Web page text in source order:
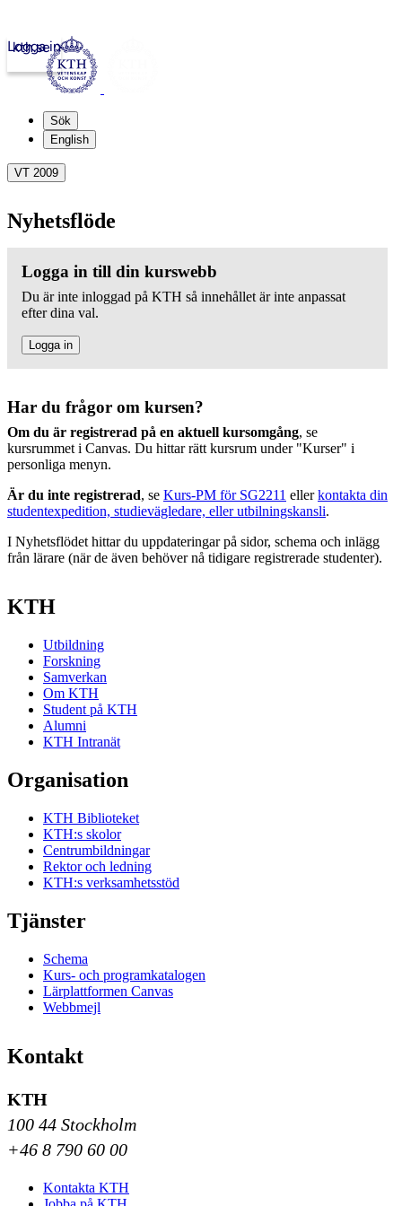
kth.se
Logga in
Sök
English
VT 2009
Nyhetsflöde
Logga in till din kurswebb
Du är inte inloggad på KTH så innehållet är inte anpassat
efter dina val.
Logga in
Har du frågor om kursen?
Om du är registrerad på en aktuell kursomgång, se
kursrummet i Canvas. Du hittar rätt kursrum under "Kurser" i
personliga menyn.
Är du inte registrerad, se Kurs-PM för SG2211 ellerkontakta din
studentexpedition, studievägledare, eller utbilningskansli.
I Nyhetsflödet hittar du uppdateringar på sidor, schema och inlägg
från lärare (när de även behöver nå tidigare registrerade studenter).
KTH
Utbildning
Forskning
Samverkan
Om KTH
Student på KTH
Alumni
KTH Intranät
Organisation
KTH Biblioteket
KTH:s skolor
Centrumbildningar
Rektor och ledning
KTH:s verksamhetsstöd
Tjänster
Schema
Kurs- och programkatalogen
Lärplattformen Canvas
Webbmejl
Kontakt
KTH
100 44 Stockholm
+46 8 790 60 00
Kontakta KTH